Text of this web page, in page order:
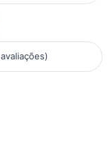
avaliações)